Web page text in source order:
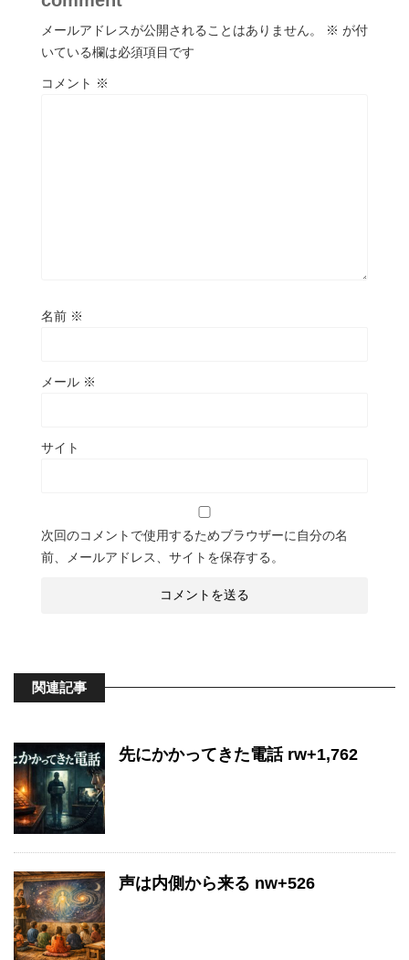
メールアドレスが公開されることはありません。 ※ が付
いている欄は必須項目です
コメント ※
名前 ※
メール ※
サイト
次回のコメントで使用するためブラウザーに自分の名
前、メールアドレス、サイトを保存する。
関連記事
先にかかってきた電話 rw+1,762
声は内側から来る nw+526